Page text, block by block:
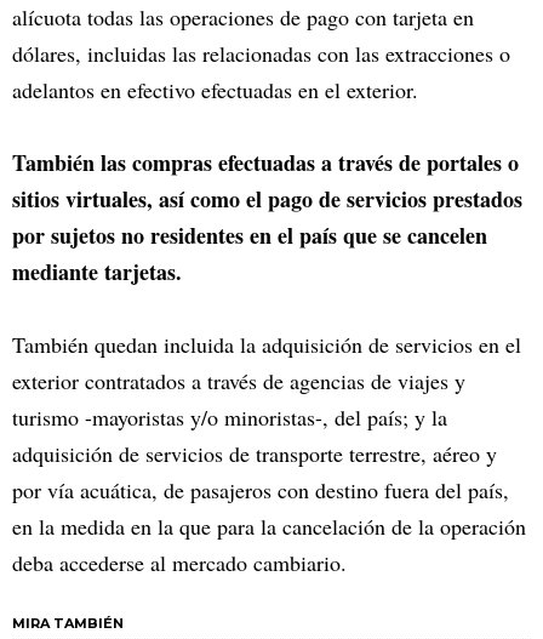
alícuota todas las operaciones de pago con tarjeta en
dólares, incluidas las relacionadas con las extracciones o
adelantos en efectivo efectuadas en el exterior.
También las compras efectuadas a través de portales o
sitios virtuales, así como el pago de servicios prestados
por sujetos no residentes en el país que se cancelen
mediante tarjetas.
También quedan incluida la adquisición de servicios en el
exterior contratados a través de agencias de viajes y
turismo -mayoristas y/o minoristas-, del país; y la
adquisición de servicios de transporte terrestre, aéreo y
por vía acuática, de pasajeros con destino fuera del país,
en la medida en la que para la cancelación de la operación
deba accederse al mercado cambiario.
MIRA TAMBIÉN